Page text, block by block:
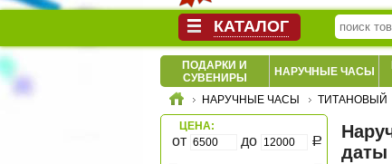
ПОДАРКИ И
СУВЕНИРЫ
НАРУЧНЫЕ ЧАСЫ
НАРУЧНЫЕ ЧАСЫ ТИТАНОВЫЙ
ЦЕНА:
от до Р
даты
КАТАЛОГ